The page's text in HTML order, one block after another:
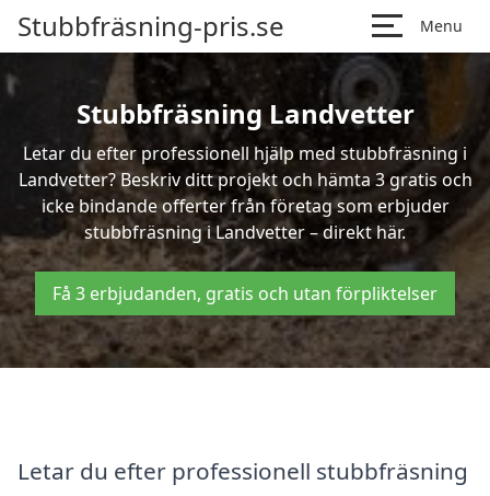
Stubbfräsning-pris.se Menu
Stubbfräsning Landvetter
Letar du efter professionell hjälp med stubbfräsning i
Landvetter? Beskriv ditt projekt och hämta 3 gratis och
icke bindande offerter från företag som erbjuder
stubbfräsning i Landvetter – direkt här.
Få 3 erbjudanden, gratis och utan förpliktelser
Letar du efter professionell stubbfräsning